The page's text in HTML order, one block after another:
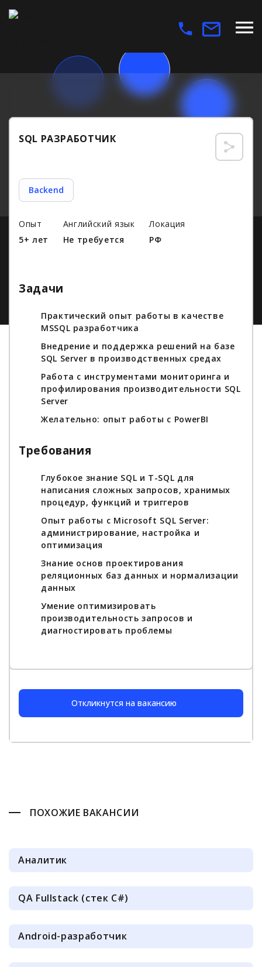
SQL РАЗРАБОТЧИК
Backend
Опыт
5+ лет
Английский язык
Не требуется
Локация
РФ
Задачи
Практический опыт работы в качестве
MSSQL разработчика
Внедрение и поддержка решений на базе
SQL Server в производственных средах
Работа с инструментами мониторинга и
профилирования производительности SQL
Server
Желательно: опыт работы с PowerBI
Требования
Глубокое знание SQL и T-SQL для
написания сложных запросов, хранимых
процедур, функций и триггеров
Опыт работы с Microsoft SQL Server:
администрирование, настройка и
оптимизация
Знание основ проектирования
реляционных баз данных и нормализации
данных
Умение оптимизировать
производительность запросов и
диагностировать проблемы
Откликнутся на вакансию
ПОХОЖИЕ ВАКАНСИИ
Аналитик
QA Fullstack (стек C#)
Android-разработчик